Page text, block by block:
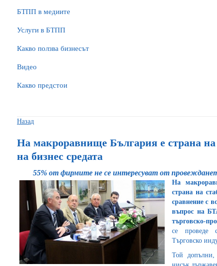
БTПП в медиите
Услуги в БТПП
Какво ползва бизнесът
Видео
Какво предстои
Назад
На макроравнище България е страна
на бизнес средата
55% от фирмите не се интересуват от
На
страна на
сравнение с
въпрос на
търговско-
се проведе
Търговско
Той допълни,